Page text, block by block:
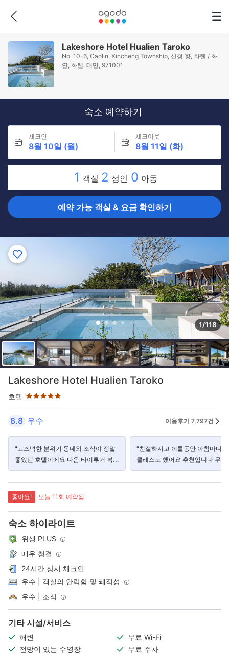
Lakeshore Hotel Hualien Taroko
No. 10-6, Caolin, Xincheng Township, 신청 향, 화롄 / 화
연, 화롄, 대만, 971001
숙소 예약하기
체크인
8월 10일 (월)
체크아웃
8월 11일 (화)
1 객실 2 성인 0 아동
예약 가능 객실 & 요금 확인하기
1/118
Lakeshore Hotel Hualien Taroko
호텔
5성급
8.8 우수 이용후기 7,797건
"고즈넉한 분위기 동네와 조식이 정말
좋았던 호텔이에요 다음 타이루거 복구
되면 또 가고싶네요 ^^"
"친절하시고 이틀동안 아침마다
클래스도 했어요 추천입니다 무료
행됩니다."
좋아요! 오늘 11회 예약됨
숙소 하이라이트
위생 PLUS
매우 청결
24시간 상시 체크인
우수 | 객실의 안락함 및 쾌적성
우수 | 조식
기타 시설/서비스
해변
무료 Wi-Fi
전망이 있는 수영장
무료 주차